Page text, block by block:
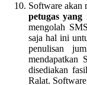
Software akan
petugas
mengolah
saja hal ini
penulisan
mendapatkan
disediakan
Ralat.